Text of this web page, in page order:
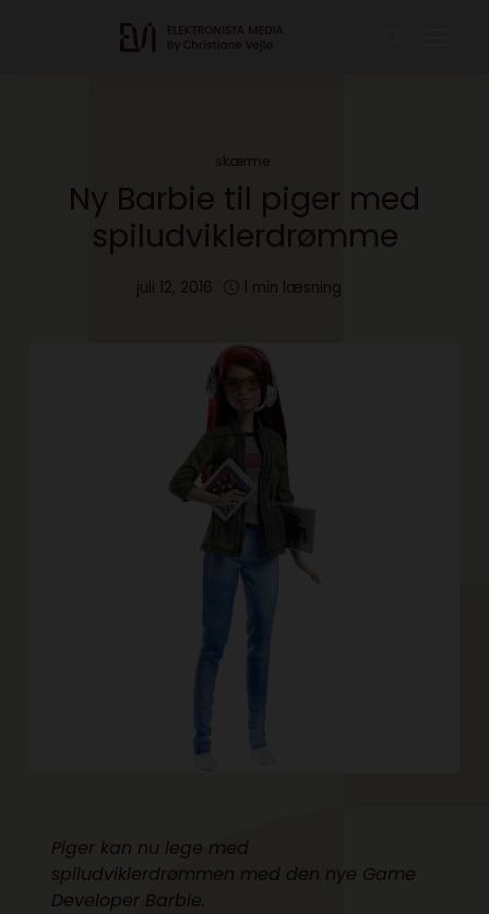
skærme
Ny Barbie til piger med
spiludviklerdrømme
juli 12, 2016 1 min læsning
Piger kan nu lege med
spiludviklerdrømmen med den nye Game
Developer Barbie.